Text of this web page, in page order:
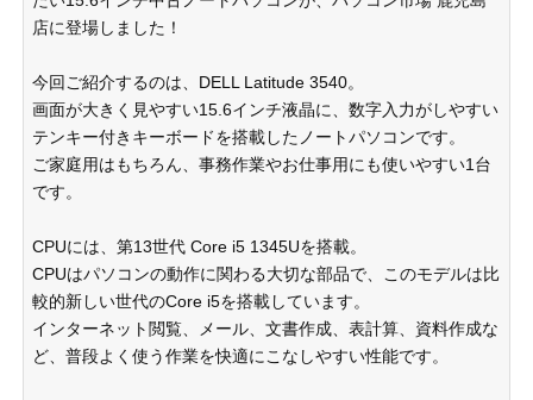
店に登場しました！
今回ご紹介するのは、DELL Latitude 3540。
画面が大きく見やすい15.6インチ液晶に、数字入力がしやすい
テンキー付きキーボードを搭載したノートパソコンです。
ご家庭用はもちろん、事務作業やお仕事用にも使いやすい1台
です。
CPUには、第13世代 Core i5 1345Uを搭載。
CPUはパソコンの動作に関わる大切な部品で、このモデルは比
較的新しい世代のCore i5を搭載しています。
インターネット閲覧、メール、文書作成、表計算、資料作成な
ど、普段よく使う作業を快適にこなしやすい性能です。